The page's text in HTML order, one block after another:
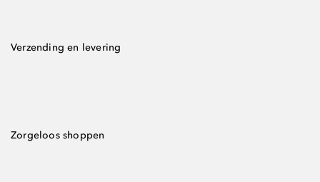
Verzending en levering
Zorgeloos shoppen